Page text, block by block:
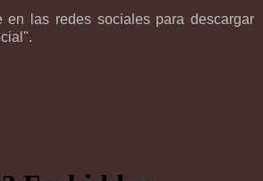
en las redes sociales para descargar